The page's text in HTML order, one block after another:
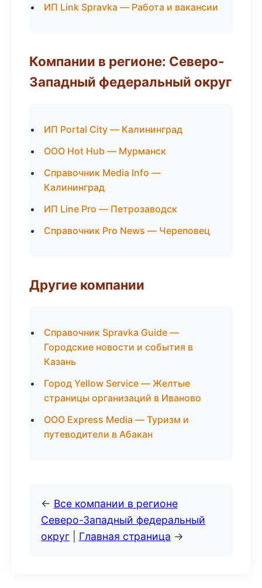
ИП Link Spravka — Работа и вакансии
Компании в регионе: Северо-
Западный федеральный округ
ИП Portal City — Калининград
ООО Hot Hub — Мурманск
Справочник Media Info —
Калининград
ИП Line Pro — Петрозаводск
Справочник Pro News — Череповец
Другие компании
Справочник Spravka Guide —
Городские новости и события в
Казань
Город Yellow Service — Желтые
страницы организаций в Иваново
ООО Express Media — Туризм и
путеводители в Абакан
← Все компании в регионе
Северо-Западный федеральный
округ
Главная страница →